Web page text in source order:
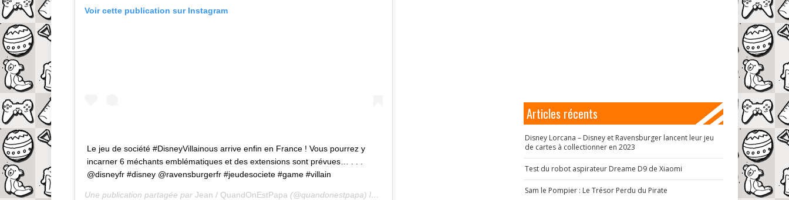
Voir cette publication sur Instagram
Le jeu de société #DisneyVillainous arrive enfin en France ! Vous pourrez y
incarner 6 méchants emblématiques et des extensions sont prévues… . . .
@disneyfr #disney @ravensburgerfr #jeudesociete #game #villain
Une publication partagée par Jean / QuandOnEstPapa (@quandonestpapa) le
Articles récents
Disney Lorcana – Disney et Ravensburger lancent leur jeu
de cartes à collectionner en 2023
Test du robot aspirateur Dreame D9 de Xiaomi
Sam le Pompier : Le Trésor Perdu du Pirate